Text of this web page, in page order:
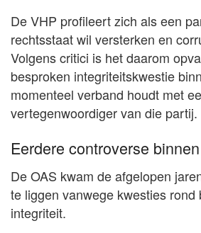
De VHP profileert zich als een
rechtsstaat wil versterken en
Volgens critici is het daarom
besproken integriteitskwestie
momenteel verband houdt met
vertegenwoordiger van die partij.
Eerdere controverse
De OAS kwam de afgelopen
te liggen vanwege kwesties rond
integriteit.